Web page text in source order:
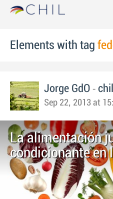
Elements with tag
Jorge GdO -
Sep 22, 2013 at
La alimentación
condicionante en